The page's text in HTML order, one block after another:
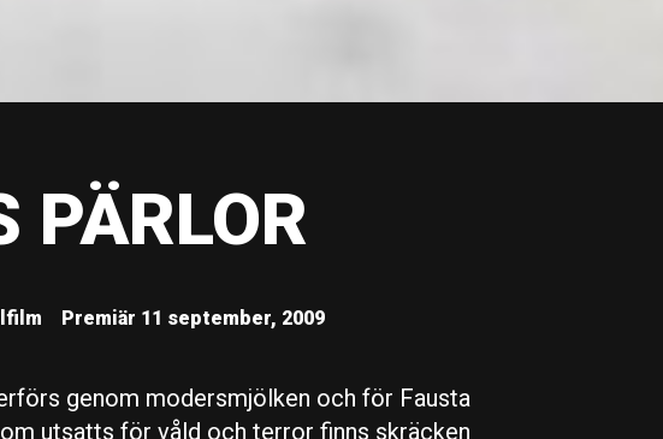
PÄRLOR
Premiär 11 september, 2009
genom modersmjölken och för Fausta
utsatts för våld och terror finns skräcken